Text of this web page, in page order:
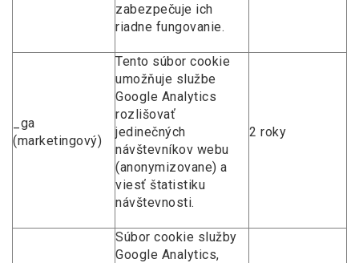
zabezpečuje ich
riadne fungovanie.
_ga
(marketingový)
Tento súbor cookie
umožňuje službe
Google Analytics
rozlišovať
jedinečných
návštevníkov webu
(anonymizovane) a
viesť štatistiku
návštevnosti.
2 roky
Súbor cookie služby
Google Analytics,